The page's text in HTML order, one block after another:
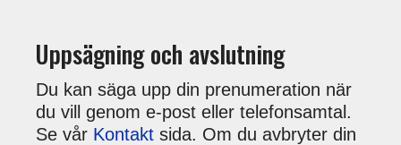
Uppsägning och avslutning
Du kan säga upp din prenumeration när
du vill genom e-post eller telefonsamtal.
Se vår Kontakt sida. Om du avbryter din